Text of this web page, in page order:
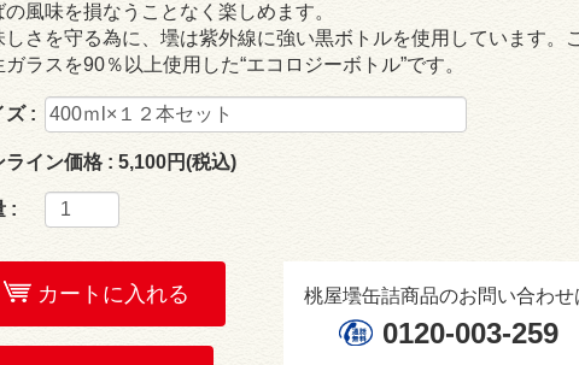
の風味を損なうことなく楽しめます。
しさを守る為に、壜は紫外線に強い黒ボトルを使用しています。
ガラスを90％以上使用した“エコロジーボトル”です。
ズ :
ライン価格 : 5,100円(税込)
:
カートに入れる 桃屋壜缶詰商品のお問い合わせ
0120-003-259